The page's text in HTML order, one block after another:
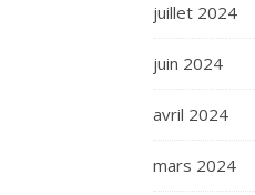
juillet 2024
juin 2024
avril 2024
mars 2024